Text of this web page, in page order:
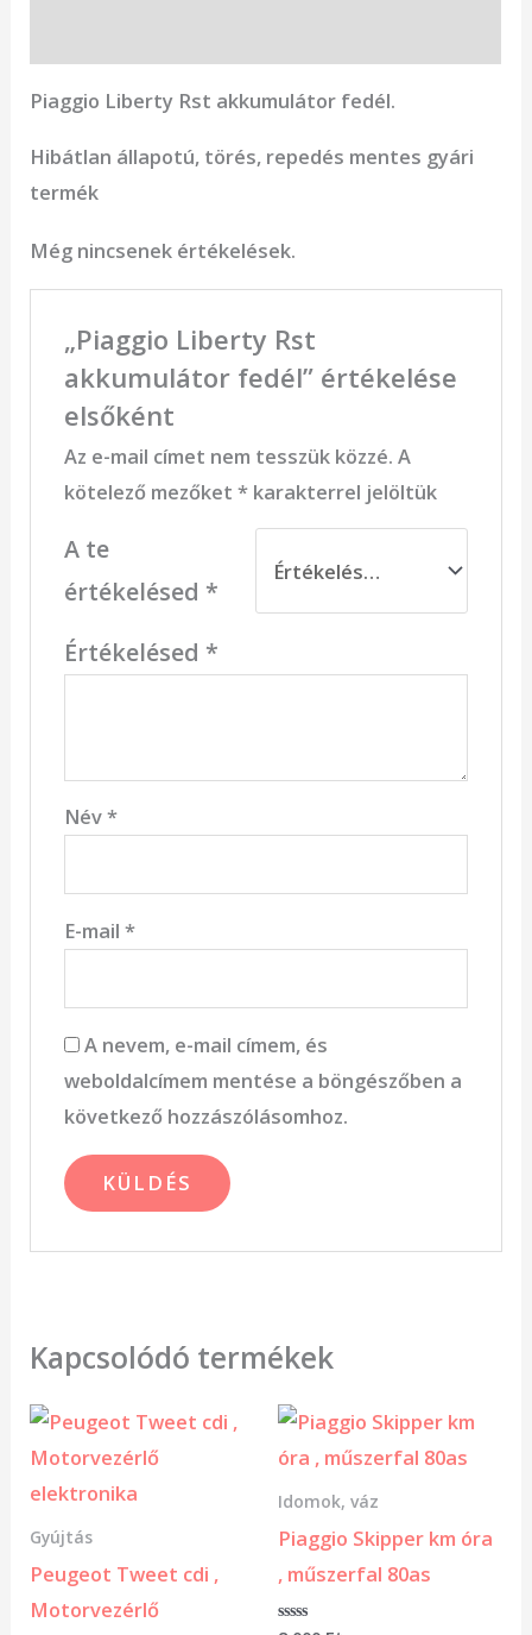
Piaggio Liberty Rst akkumulátor fedél.
Hibátlan állapotú, törés, repedés mentes gyári
termék
Még nincsenek értékelések.
„Piaggio Liberty Rst
akkumulátor fedél” értékelése
elsőként
Az e-mail címet nem tesszük közzé. A
kötelező mezőket *karakterrel jelöltük
A te
értékelésed *
Értékelésed *
Név*
E-mail *
A nevem, e-mail címem, és
weboldalcímem mentése a böngészőben a
következő hozzászólásomhoz.
Kapcsolódó termékek
Gyújtás
Peugeot Tweet cdi ,
Motorvezérlő
Idomok, váz
Piaggio Skipper km óra
, műszerfal 80as